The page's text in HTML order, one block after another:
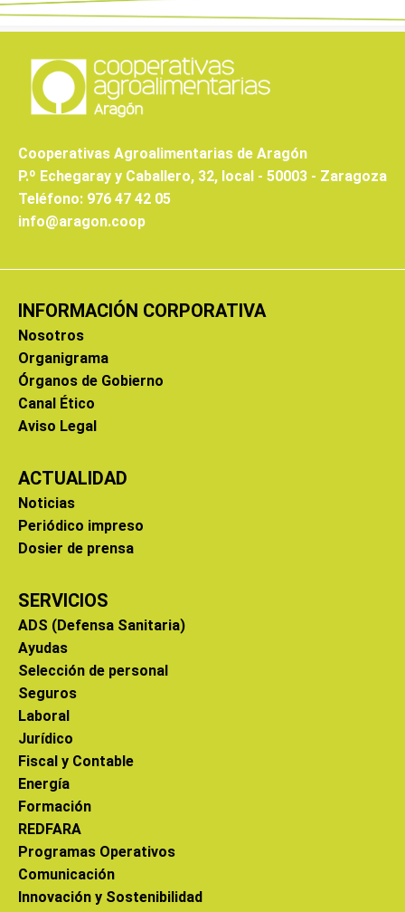
Cooperativas Agroalimentarias de Aragón
P.º Echegaray y Caballero, 32, local - 50003 - Zaragoza
Teléfono: 976 47 42 05
info@aragon.coop
INFORMACIÓN CORPORATIVA
Nosotros
Organigrama
Órganos de Gobierno
Canal Ético
Aviso Legal
ACTUALIDAD
Noticias
Periódico impreso
Dosier de prensa
SERVICIOS
ADS (Defensa Sanitaria)
Ayudas
Selección de personal
Seguros
Laboral
Jurídico
Fiscal y Contable
Energía
Formación
REDFARA
Programas Operativos
Comunicación
Innovación y Sostenibilidad